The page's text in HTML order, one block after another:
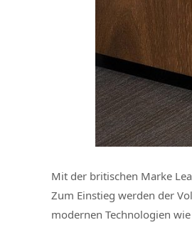
Mit der britischen Marke
Zum Einstieg werden der
modernen Technologien